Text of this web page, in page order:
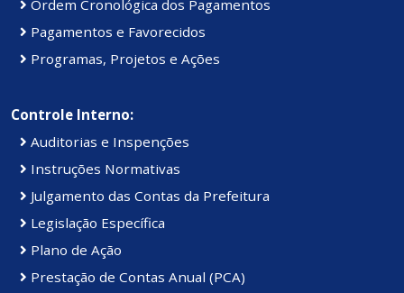
Ordem Cronológica dos Pagamentos
Pagamentos e Favorecidos
Programas, Projetos e Ações
Controle Interno:
Auditorias e Inspenções
Instruções Normativas
Julgamento das Contas da Prefeitura
Legislação Específica
Plano de Ação
Prestação de Contas Anual (PCA)